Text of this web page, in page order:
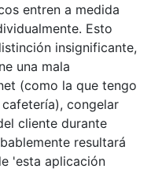
entren a medida
Esto
insignificante,
una mala
(como la que tengo
congelar
cliente durante
resultará
'esta aplicación